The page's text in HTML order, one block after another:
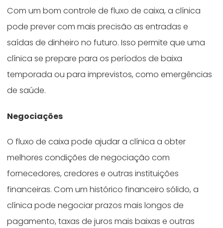
Com um bom controle de fluxo de caixa, a clínica
pode prever com mais precisão as entradas e
saídas de dinheiro no futuro. Isso permite que uma
clínica se prepare para os períodos de baixa
temporada ou para imprevistos, como emergências
de saúde.
Negociações
O fluxo de caixa pode ajudar a clínica a obter
melhores condições de negociação com
fornecedores, credores e outras instituições
financeiras. Com um histórico financeiro sólido, a
clínica pode negociar prazos mais longos de
pagamento, taxas de juros mais baixas e outras